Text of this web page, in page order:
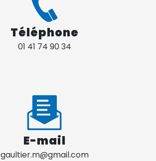
Téléphone
01 41 74 90 34
E-mail
gaultier.m@gmail.com